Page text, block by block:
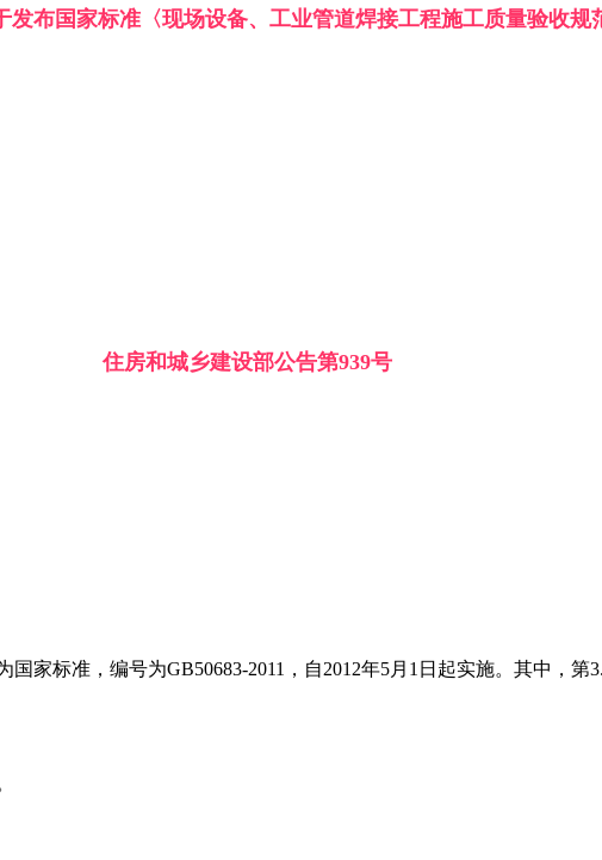
发布国家标准〈现场设备、工业管道焊接工程施工质量验收规
住房和城乡建设部公告第939号
家标准，编号为GB50683-2011，自2012年5月1日起实施。其中，第